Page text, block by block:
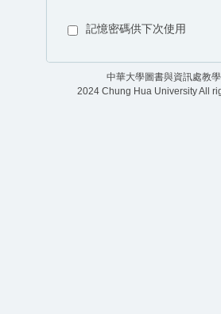
記憶密碼供下次使用
中華大學圖書與資訊處教
2024 Chung Hua University All